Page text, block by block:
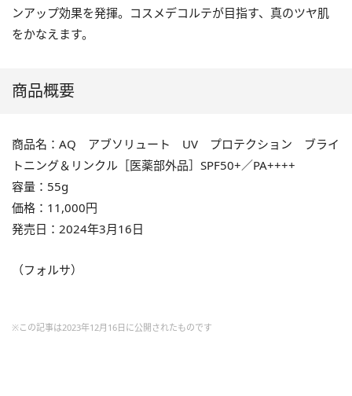
ンアップ効果を発揮。コスメデコルテが目指す、真のツヤ肌
をかなえます。
商品概要
商品名：AQ アブソリュート UV プロテクション ブライ
トニング＆リンクル［医薬部外品］SPF50+／PA++++
容量：55g
価格：11,000円
発売日：2024年3月16日
（フォルサ）
※この記事は2023年12月16日に公開されたものです